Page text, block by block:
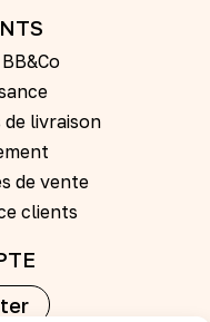
de livraison
de vente
clients